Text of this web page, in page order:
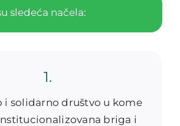
sledeća načela:
1.
i solidarno društvo u kome
briga i